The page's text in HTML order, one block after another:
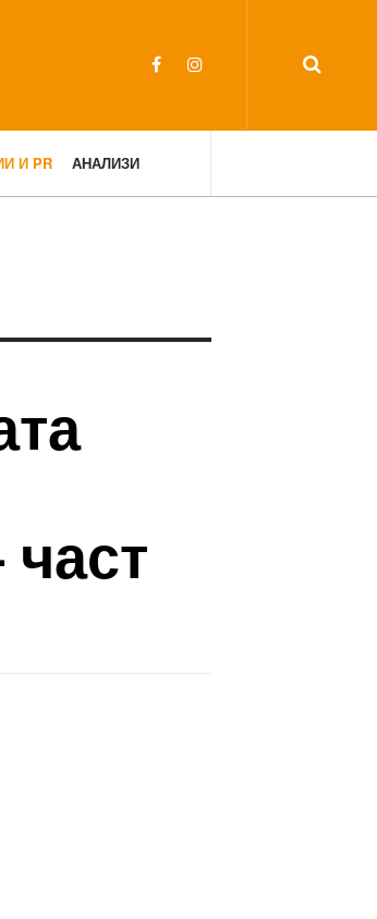
И PR АНАЛИЗИ